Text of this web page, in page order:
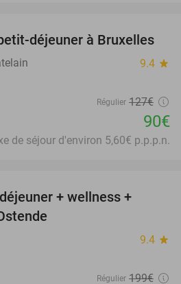
29%
déjeuner à Bruxelles
9.4 star
Régulier 127€
90€
de séjour d'environ 5,60€ p.p.p.n.
+ wellness +
9.4 star
Régulier 199€